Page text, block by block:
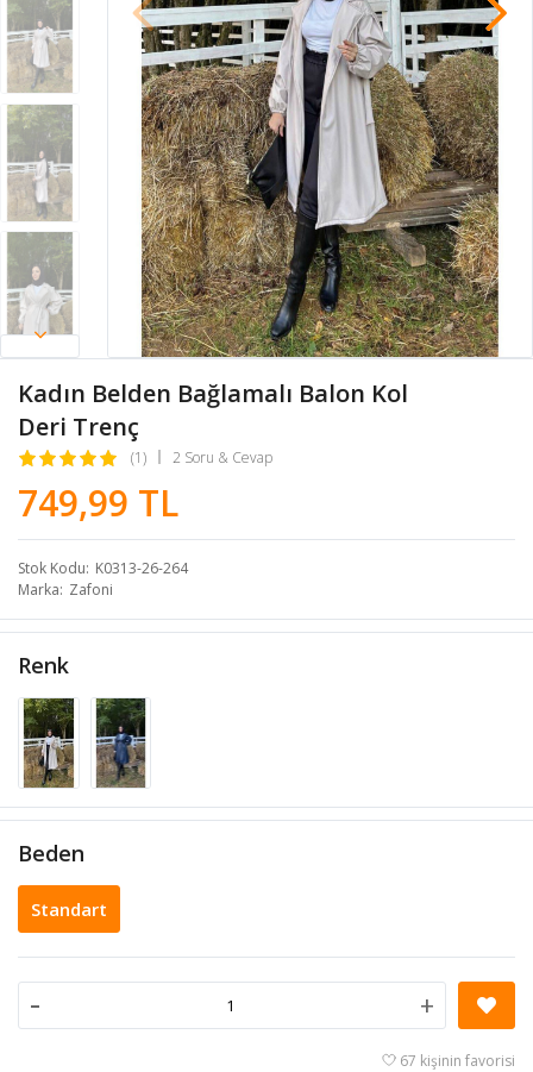
Kadın Belden Bağlamalı Balon Kol
Deri Trenç
(1) 2 Soru & Cevap
749,99 TL
Stok Kodu K0313-26-264
Marka Zafoni
Renk
Beden
Standart
- +
67 kişinin favorisi